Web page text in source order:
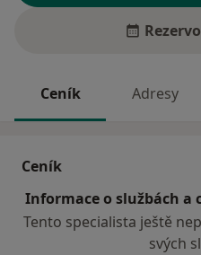
Ceník Adresy
Ceník
Informace o službách a
Tento specialista ještě
svých